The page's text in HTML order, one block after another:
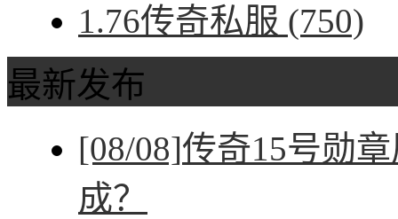
1.76传奇私服 (750)
最新发布
[08/08]传奇15号勋
成？